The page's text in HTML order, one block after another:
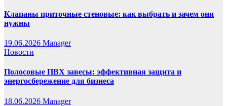
Клапаны приточные стеновые: как выбрать и зачем они
нужны
19.06.2026 Manager
Новости
Полосовые ПВХ завесы: эффективная защита и
энергосбережение для бизнеса
18.06.2026 Manager